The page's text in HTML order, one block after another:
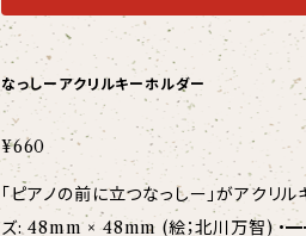
麻色の髪の乙女」 サン=サーンス(梨本卓
族館」 ラヴェル：水の戯れ ショスタ
委嘱作品 シューマン：謝肉祭 Op.9 ショパン：ノクタ
━|演奏者について|━━━• ◆梨本卓幹 (なしもと たくみ) 長野県千曲市出身ピアニスト。 東京音楽大
学付属高等学校、東京藝術大学を卒業後
ロマを取得。これまでにK.ドラフィ、江
に師事。 ソロはもちろん、H.スダー
なっしーアクリルキーホルダー
¥660
「ピアノの前に立つなっしー」がアクリル
ズ: 48mm × 48mm (絵；北川万智) •━━━|送料・配送方法について |━━━• 全国一律400円で発